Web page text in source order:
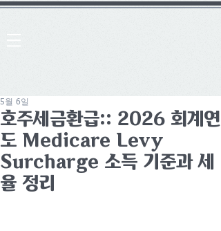
호주세금환급:: 2026 회계연
도 Medicare Levy
Surcharge 소득 기준과 세
율 정리
5월 6일